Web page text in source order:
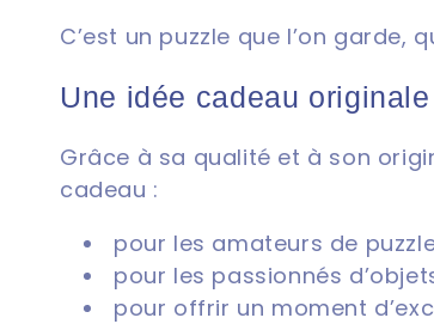
C’est un puzzle que l’on garde,
Une idée cadeau
Grâce à sa qualité et à son
cadeau :
pour les amateurs de
pour les passionnés
pour offrir un moment